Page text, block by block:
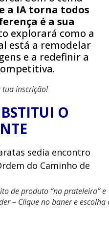
a IA torna todos
é a sua
explorará como a
está a remodelar
e a redefinir a
tua inscrição!
O
de produto “na prateleira” e
– Clique no baner e escolha